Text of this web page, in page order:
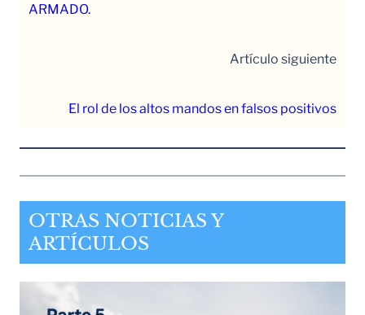
ARMADO.
Artículo siguiente
El rol de los altos mandos en falsos positivos
OTRAS NOTICIAS Y
ARTÍCULOS